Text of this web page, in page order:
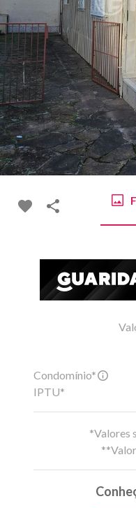
Condomínio*
IPTU*
*Valores